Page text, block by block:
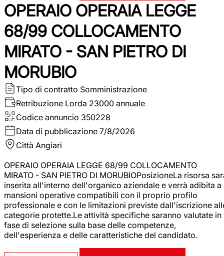
OPERAIO OPERAIA LEGGE
68/99 COLLOCAMENTO
MIRATO - SAN PIETRO DI
MORUBIO
Tipo di contratto Somministrazione
Retribuzione Lorda 23000 annuale
Codice annuncio 350228
Data di pubblicazione 7/8/2026
Città Angiari
OPERAIO OPERAIA LEGGE 68/99 COLLOCAMENTO
MIRATO - SAN PIETRO DI MORUBIOPosizioneLa risorsa
inserita all'interno dell'organico aziendale e verrà adibita a
mansioni operative compatibili con il proprio profilo
professionale e con le limitazioni previste dall'iscrizione
categorie protette.Le attività specifiche saranno valutate in
fase di selezione sulla base delle competenze,
dell'esperienza e delle caratteristiche del candidato.